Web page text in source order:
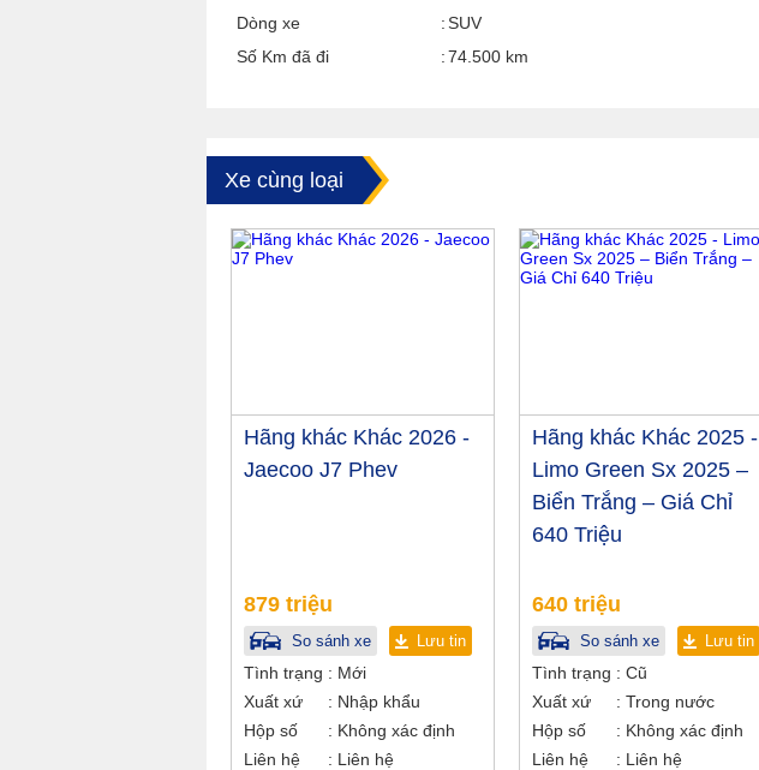
Dòng xe
SUV
Số Km đã đi
74.500 km
Xe cùng loại
Hãng khác Khác 2026 -
Jaecoo J7 Phev
879 triệu
So sánh xe Lưu tin
Tình trạng
Mới
Xuất xứ
Nhập khẩu
Hộp số
Không xác định
Liên hệ
Liên hệ
Hãng khác Khác 2025 -
Limo Green Sx 2025 –
Biển Trắng – Giá Chỉ
640 Triệu
640 triệu
So sánh xe Lưu tin
Tình trạng
Cũ
Xuất xứ
Trong nước
Hộp số
Không xác định
Liên hệ
Liên hệ